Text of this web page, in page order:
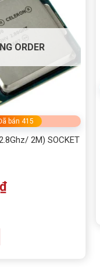
ORDER
bán 415
2M) SOCKET
₫